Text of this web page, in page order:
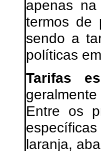
apenas
termos de
sendo a
políticas
Tarifas
Entre os
laranja,